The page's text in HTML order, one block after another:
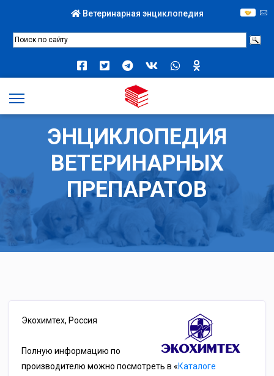
Ветеринарная энциклопедия
ЭНЦИКЛОПЕДИЯ
ВЕТЕРИНАРНЫХ
ПРЕПАРАТОВ
Экохимтех, Россия
Полную информацию по
производителю можно посмотреть в «Каталоге